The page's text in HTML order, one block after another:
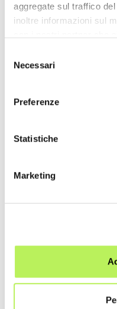
aggregate sul traffico
inoltre informazioni sul
combinarle con altre
delNecessari
Preferenze
Statistiche
Marketing